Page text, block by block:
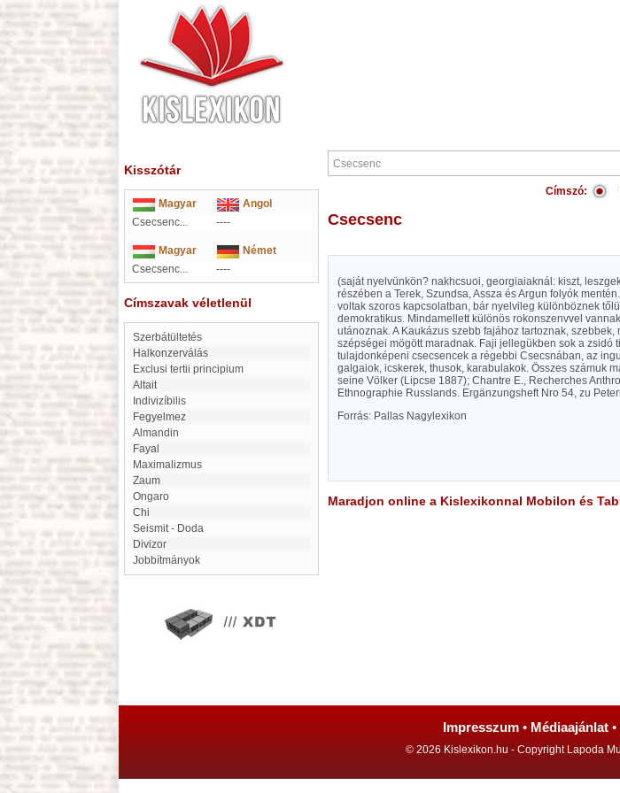
Kisszótár
Magyar
Angol
Csecsenc...
----
Magyar
Német
Csecsenc...
----
Címszavak véletlenül
Szerbátültetés
Halkonzerválás
exclusi tertii principium
Altait
indivizíbilis
Fegyelmez
Almandin
Fayal
maximalizmus
zaum
Ongaro
Chi
Seismit - Doda
divizor
Jobbítmányok
Címszó:
Csecsenc
(saját nyelvünkön? nakhcsuoi, georgiaiaknál: kiszt,
részében a Terek, Szundsa, Assza és Argun folyók
voltak szoros kapcsolatban, bár nyelvileg különböznek
demokratikus. Mindamellett különös rokonszenvvel
utánoznak. A Kaukázus szebb fajához tartoznak,
szépségei mögött maradnak. Faji jellegükben sok a zsidó
tulajdonképeni csecsencek a régebbi Csecsnában, az
galgaiok, icskerek, thusok, karabulakok. Összes számuk
seine Völker (Lipcse 1887); Chantre E., Recherches
Ethnographie Russlands. Ergänzungsheft Nro 54, zu
Forrás: Pallas Nagylexikon
Maradjon online a Kislexikonnal Mobilon és
Impresszum • Médiaajánlat •
© 2026 Kislexikon.hu - Copyright Lapoda